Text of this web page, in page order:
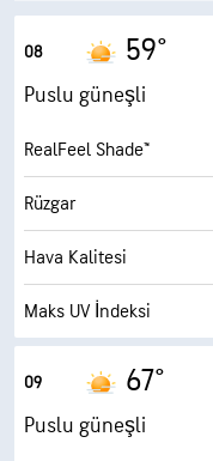
Bulut Tavanı
08 59°
Puslu güneşli
RealFeel Shade™
Rüzgar
Hava Kalitesi
Maks UV İndeksi
Kuvvetli Rüzgarlar
Nem
09 67°
Puslu güneşli